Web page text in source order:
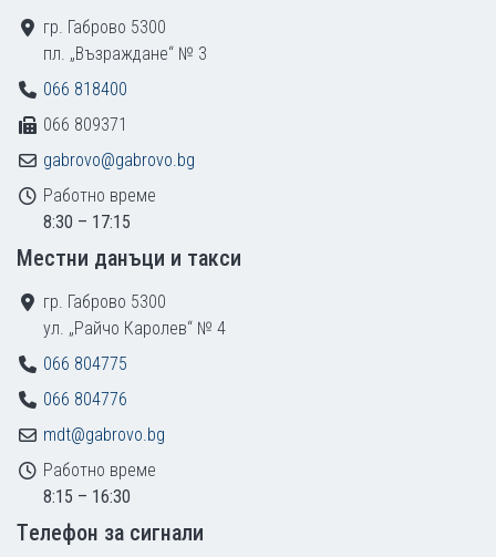
гр. Габрово 5300
пл. „Възраждане“ № 3
066 818400
066 809371
gabrovo@gabrovo.bg
Работно време
8:30 – 17:15
Местни данъци и такси
гр. Габрово 5300
ул. „Райчо Каролев“ № 4
066 804775
066 804776
mdt@gabrovo.bg
Работно време
8:15 – 16:30
Tелефон за сигнали